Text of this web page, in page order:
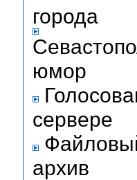
города
юмор
сервере
архив